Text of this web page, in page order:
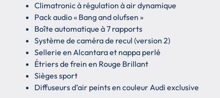
Climatronic à régulation à air dynamique
Pack audio « Bang and olufsen »
Boîte automatique à 7 rapports
Système de caméra de recul (version 2)
Sellerie en Alcantara et nappa perlé
Étriers de frein en Rouge Brillant
Sièges sport
Diffuseurs d’air peints en couleur Audi exclusive